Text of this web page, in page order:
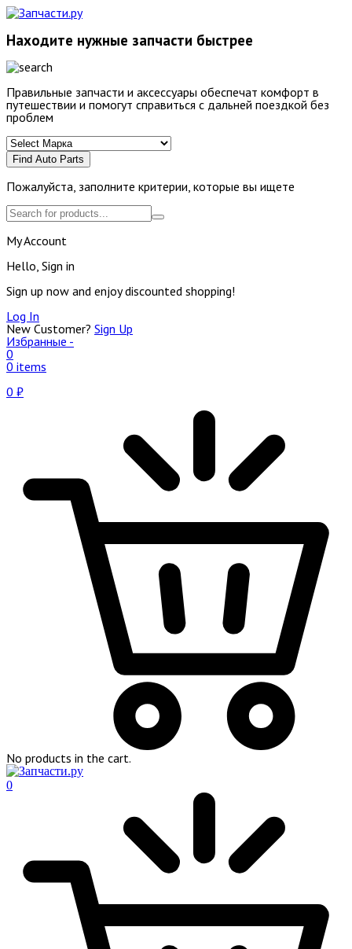
Находите нужные запчасти быстрее
Правильные запчасти и аксессуары обеспечат комфорт в
путешествии и помогут справиться с дальней поездкой без
проблем
Find Auto Parts
Пожалуйста, заполните критерии, которые вы ищете
My Account
Hello, Sign in
Sign up now and enjoy discounted shopping!
Log In
New Customer? Sign Up
Избранные -
0
0 items
0 ₽
No products in the cart.
0